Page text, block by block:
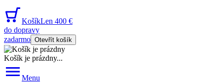
KošíkLen 400 €
do dopravy
zadarmo Otevřít košík
Košík je prázdny...
Menu